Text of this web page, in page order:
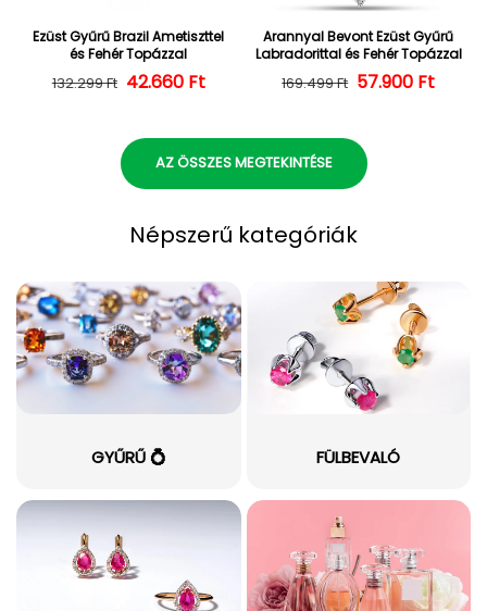
Ezüst Gyűrű Brazil Ametiszttel
és Fehér Topázzal
Normál ár
132.299 Ft Kedvezményes ár
42.660 Ft
Arannyal Bevont Ezüst Gyűrű
Labradorittal és Fehér Topázzal
Normál ár
169.499 Ft 57.900 Ft
AZ ÖSSZES MEGTEKINTÉSE
Népszerű kategóriák
GYŰRŰ 💍 FÜLBEVALÓ